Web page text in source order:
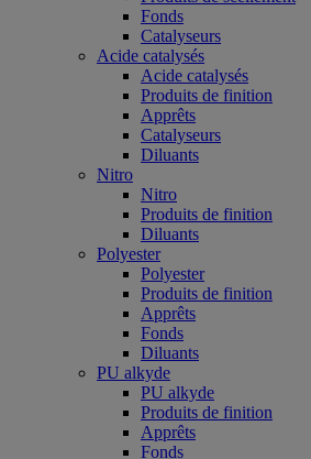
Fonds
Catalyseurs
Acide catalysés
Acide catalysés
Produits de finition
Apprêts
Catalyseurs
Diluants
Nitro
Nitro
Produits de finition
Diluants
Polyester
Polyester
Produits de finition
Apprêts
Fonds
Diluants
PU alkyde
PU alkyde
Produits de finition
Apprêts
Fonds